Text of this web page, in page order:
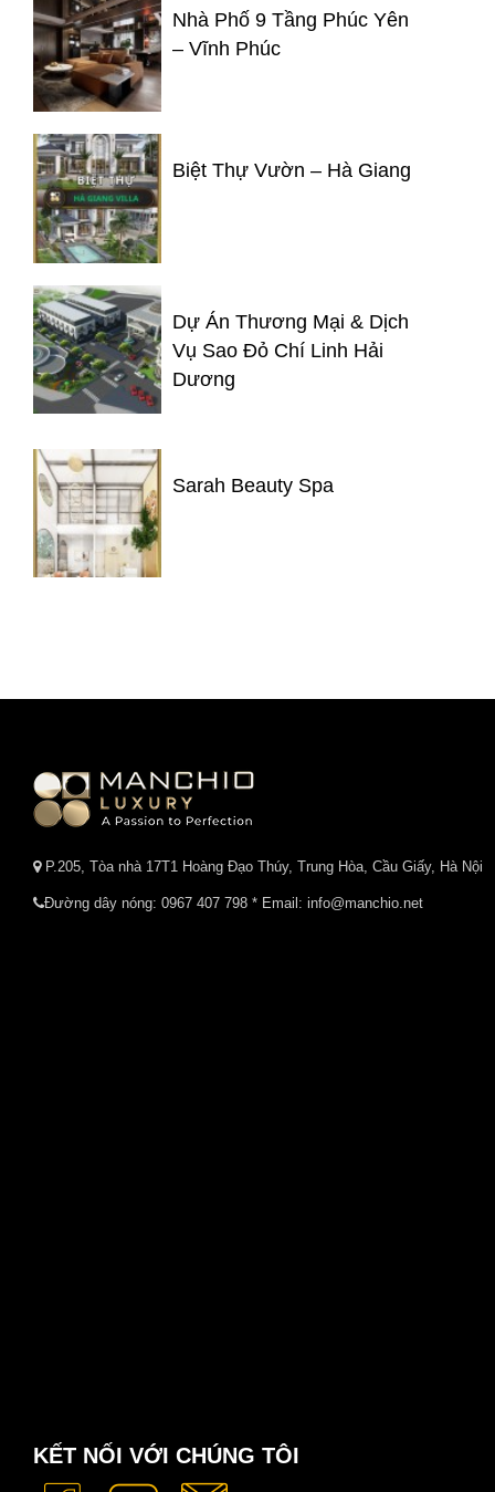
Nhà Phố 9 Tầng Phúc Yên
– Vĩnh Phúc
Biệt Thự Vườn – Hà Giang
Dự Án Thương Mại & Dịch
Vụ Sao Đỏ Chí Linh Hải
Dương
Sarah Beauty Spa
P.205, Tòa nhà 17T1 Hoàng Đạo Thúy, Trung Hòa, Cầu Giấy, Hà Nội
Đường dây nóng: 0967 407 798 * Email: info@manchio.net
KẾT NỐI VỚI CHÚNG TÔI